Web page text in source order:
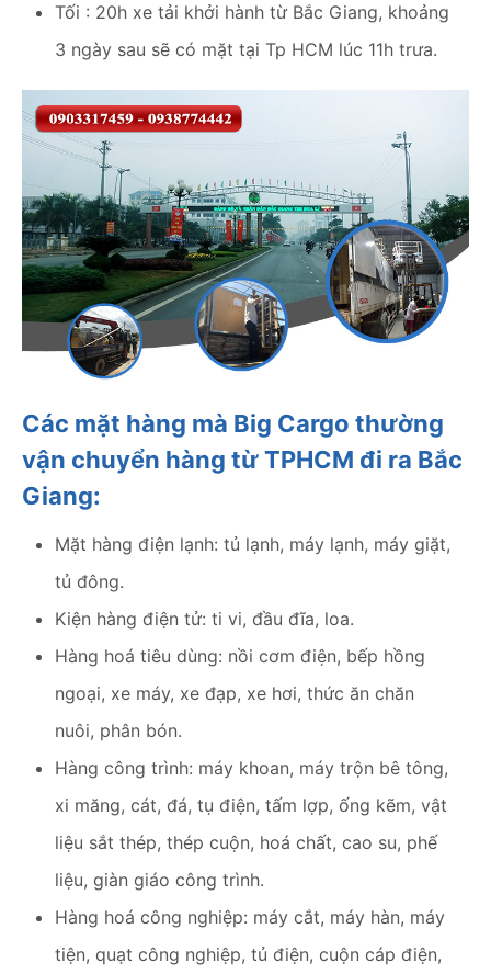
Tối : 20h xe tải khởi hành từ Bắc Giang, khoảng
3 ngày sau sẽ có mặt tại Tp HCM lúc 11h trưa.
Các mặt hàng mà Big Cargo thường
vận chuyển hàng từ TPHCM đi ra Bắc
Giang:
Mặt hàng điện lạnh: tủ lạnh, máy lạnh, máy giặt,
tủ đông.
Kiện hàng điện tử: ti vi, đầu đĩa, loa.
Hàng hoá tiêu dùng: nồi cơm điện, bếp hồng
ngoại, xe máy, xe đạp, xe hơi, thức ăn chăn
nuôi, phân bón.
Hàng công trình: máy khoan, máy trộn bê tông,
xi măng, cát, đá, tụ điện, tấm lợp, ống kẽm, vật
liệu sắt thép, thép cuộn, hoá chất, cao su, phế
liệu, giàn giáo công trình.
Hàng hoá công nghiệp: máy cắt, máy hàn, máy
tiện, quạt công nghiệp, tủ điện, cuộn cáp điện,